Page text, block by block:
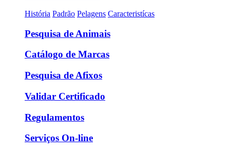
História Padrão Pelagens Caracteristícas
Pesquisa de Animais
Catálogo de Marcas
Pesquisa de Afixos
Validar Certificado
Regulamentos
Serviços On-line